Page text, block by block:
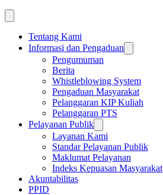
Tentang Kami
Informasi dan Pengaduan
Pengumuman
Berita
Whistleblowing System
Pengaduan Masyarakat
Pelanggaran KIP Kuliah
Pelanggaran PTS
Pelayanan Publik
Layanan Kami
Standar Pelayanan Publik
Maklumat Pelayanan
Indeks Kepuasan Masyarakat
Akuntabilitas
PPID